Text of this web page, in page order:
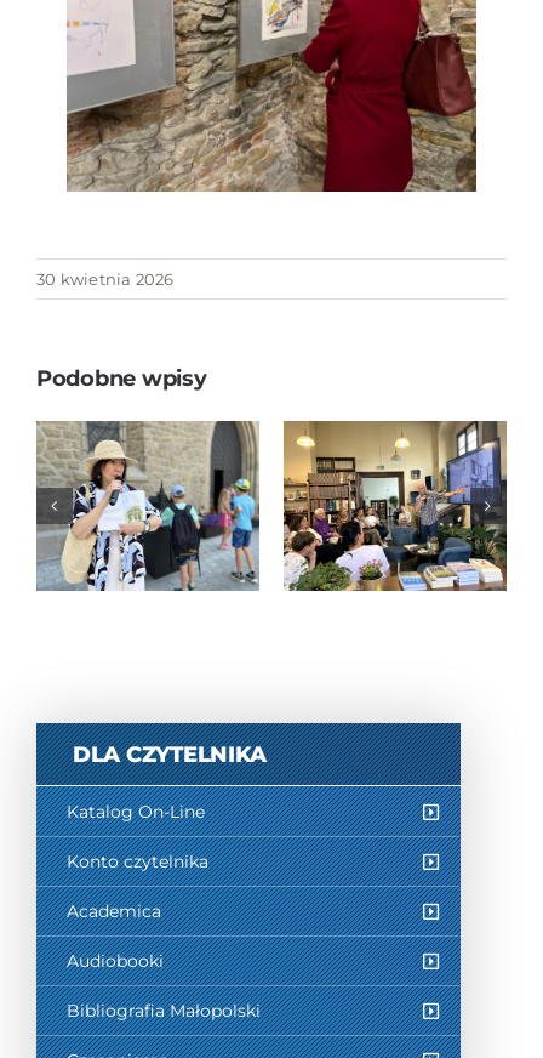
30 kwietnia 2026
Podobne wpisy
„Tropem
nowosądeckich
legend”
JAPONIA BEZ
STEREOTYPÓW
– spotkanie
autorskie z
Piotrem
DLA CZYTELNIKA
Katalog On-Line
Konto czytelnika
Academica
Audiobooki
Bibliografia Małopolski